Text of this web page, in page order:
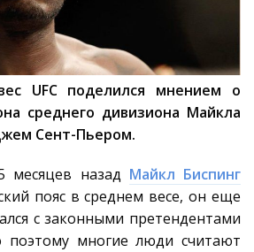
UFC поделился мнением о
среднего дивизиона Майкла
Сент-Пьером.
месяцев назад Майкл Биспинг
пояс в среднем весе, он еще
с законными претендентами
поэтому многие люди считают